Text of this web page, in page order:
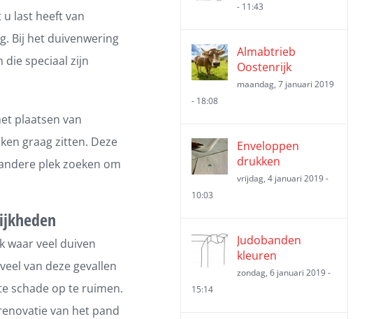
last heeft van
Bij het duivenwering
die speciaal zijn
plaatsen van
graag zitten. Deze
plek zoeken om
waar veel duiven
van deze gevallen
schade op te ruimen.
van het pand
- 11:43
Almabtrieb
Oostenrijk
maandag, 7 januari 2019
- 18:08
Enveloppen
drukken
vrijdag, 4 januari 2019 -
10:03
Judobanden
kleuren
zondag, 6 januari 2019 -
15:14